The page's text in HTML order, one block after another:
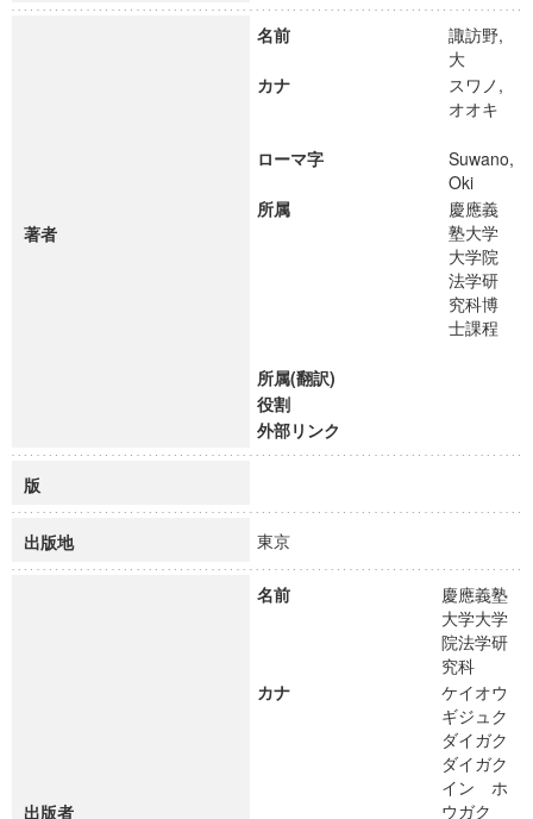
著者
名前
諏訪野,
大
カナ
スワノ,
オオキ
ローマ字
Suwano,
Oki
所属
慶應義
塾大学
大学院
法学研
究科博
士課程
所属(翻訳)
役割
外部リンク
版
出版地 東京
出版者
名前
慶應義塾
大学大学
院法学研
究科
カナ
ケイオウ
ギジュク
ダイガク
ダイガク
イン ホ
ウガク